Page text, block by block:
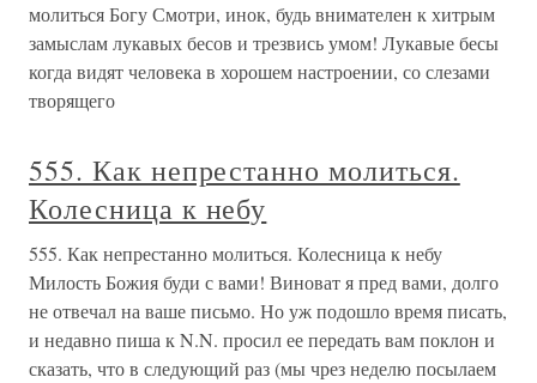
молиться Богу Смотри, инок, будь внимателен к хитрым
замыслам лукавых бесов и трезвись умом! Лукавые бесы
когда видят человека в хорошем настроении, со слезами
творящего
555. Как непрестанно молиться.
Колесница к небу
555. Как непрестанно молиться. Колесница к небу
Милость Божия буди с вами! Виноват я пред вами, долго
не отвечал на ваше письмо. Но уж подошло время писать,
и недавно пиша к N.N. просил ее передать вам поклон и
сказать, что в следующий раз (мы чрез неделю посылаем